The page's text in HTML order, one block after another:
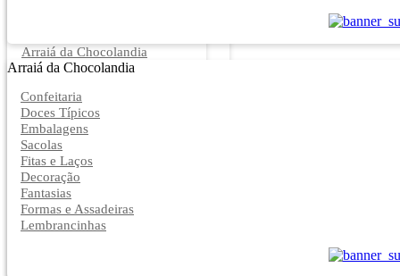
Arraiá da Chocolandia
Arraiá da Chocolandia
Confeitaria
Doces Típicos
Embalagens
Sacolas
Fitas e Laços
Decoração
Fantasias
Formas e Assadeiras
Lembrancinhas